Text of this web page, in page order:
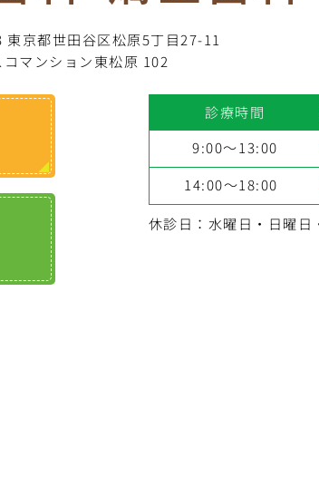
東京都世田谷区松原5丁目27-11
コマンション東松原 102
診療時間
9:00～13:00
14:00～18:00
休診日：水曜日・日曜日